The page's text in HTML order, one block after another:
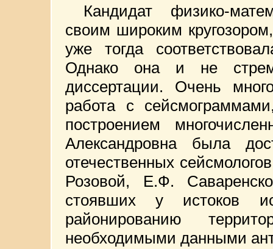
Кандидат физико-
своим широким
уже тогда
Однако она и не
диссертации. Очень
работа с
построением
Александровна была
отечественных
Розовой, Е.Ф.
стоявших у истоков
районированию
необходимыми данными